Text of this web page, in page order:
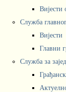
Вијести
Служба
Вијести
Главни
Служба за